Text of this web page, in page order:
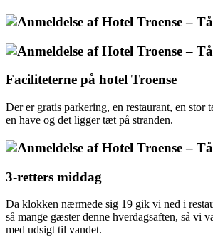
Faciliteterne på hotel Troense
Der er gratis parkering, en restaurant, en stor
en have og det ligger tæt på stranden.
3-retters middag
Da klokken nærmede sig 19 gik vi ned i
så mange gæster denne hverdagsaften, så vi
med udsigt til vandet.